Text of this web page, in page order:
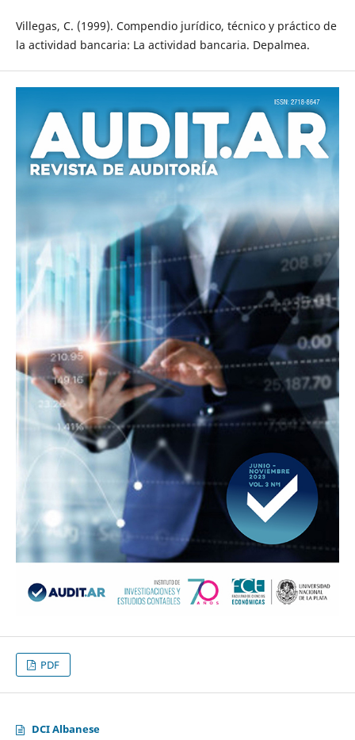
Villegas, C. (1999). Compendio jurídico, técnico y práctico de
la actividad bancaria: La actividad bancaria. Depalmea.
PDF
DCI Albanese